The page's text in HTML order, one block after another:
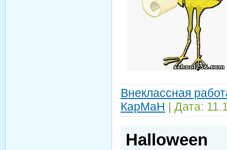
Внеклассная
КарМаН | Дата:
Halloween